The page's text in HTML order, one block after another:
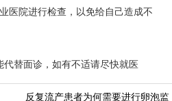
医院进行检查，以免给自己造成不
替面诊，如有不适请尽快就医
反复流产患者为何需要进行卵泡监